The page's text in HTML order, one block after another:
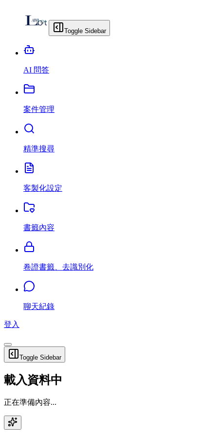
Toggle Sidebar
AI 問答
案件管理
精準搜尋
客製化設定
書籤內容
卷證書籤、去識別化
聊天紀錄
登入
Toggle Sidebar
載入資料中
正在準備內容...